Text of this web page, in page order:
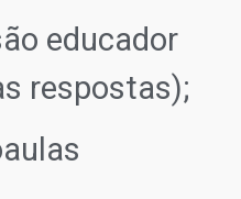
educador
respostas);